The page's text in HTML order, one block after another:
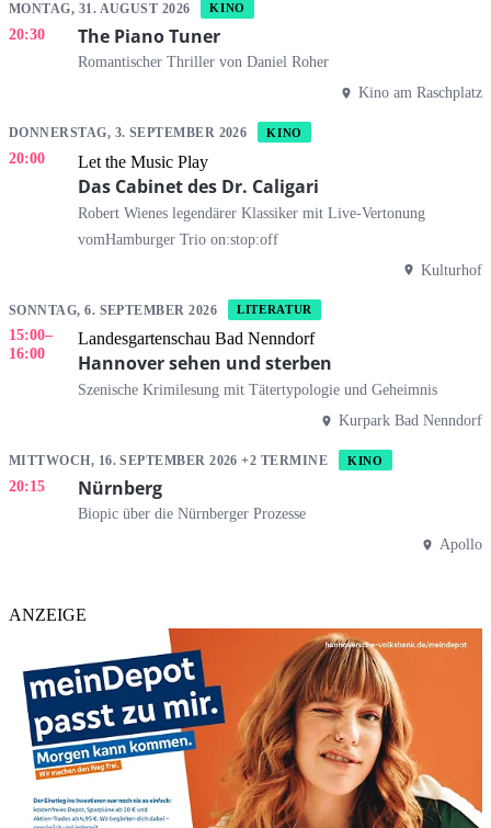
MONTAG, 31. AUGUST 2026 KINO
20:30 The Piano Tuner
Romantischer Thriller von Daniel Roher
Kino am Raschplatz
DONNERSTAG, 3. SEPTEMBER 2026 KINO
20:00 Let the Music Play
Das Cabinet des Dr. Caligari
Robert Wienes legendärer Klassiker mit Live-Vertonung
vomHamburger Trio on:stop:off
Kulturhof
SONNTAG, 6. SEPTEMBER 2026 LITERATUR
15:00–
16:00
Landesgartenschau Bad Nenndorf
Hannover sehen und sterben
Szenische Krimilesung mit Tätertypologie und Geheimnis
Kurpark Bad Nenndorf
MITTWOCH, 16. SEPTEMBER 2026 +2 TERMINE KINO
20:15 Nürnberg
Biopic über die Nürnberger Prozesse
Apollo
ANZEIGE